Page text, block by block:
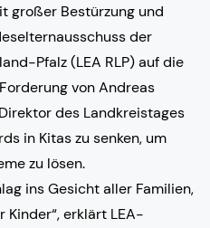
großer Bestürzung und
der
Pfalz (LEA RLP) auf die
von Andreas
des Landkreistages
in Kitas zu senken, um
zu lösen.
ins Gesicht aller Familien,
Kinder“, erklärt LEA-